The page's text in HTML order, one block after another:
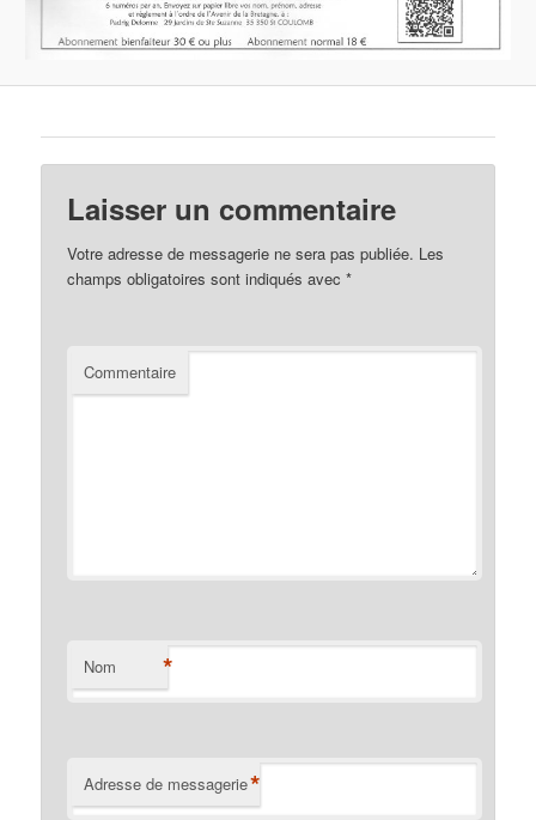
Laisser un commentaire
Votre adresse de messagerie ne sera pas publiée. Les
champs obligatoires sont indiqués avec*
Commentaire
Nom *
Adresse de messagerie*